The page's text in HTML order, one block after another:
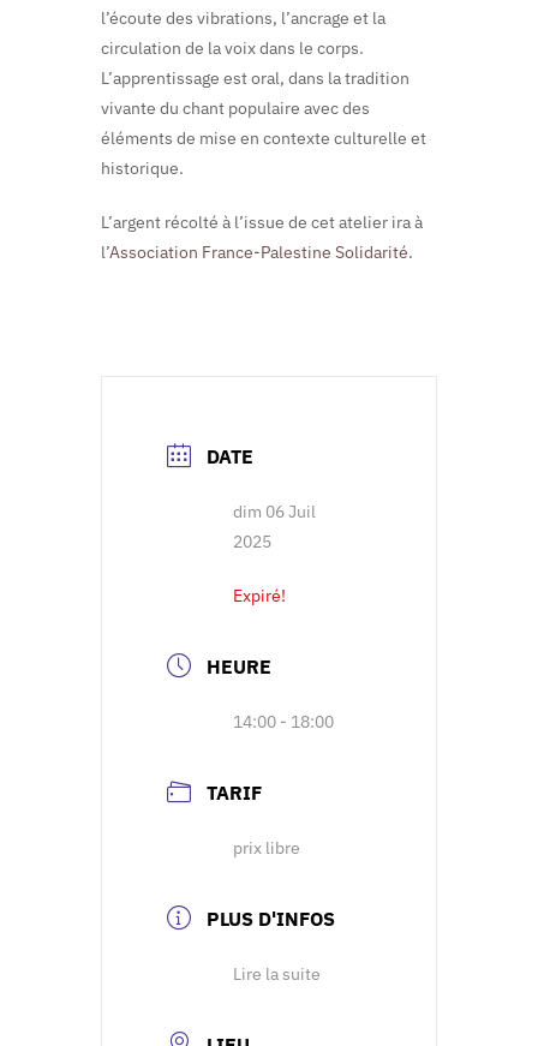
l’écoute des vibrations, l’ancrage et la
circulation de la voix dans le corps.
L’apprentissage est oral, dans la tradition
vivante du chant populaire avec des
éléments de mise en contexte culturelle et
historique.
L’argent récolté à l’issue de cet atelier ira à
l’Association France-Palestine Solidarité.
DATE
dim 06 Juil
2025
Expiré!
HEURE
14:00 - 18:00
TARIF
prix libre
PLUS D'INFOS
Lire la suite